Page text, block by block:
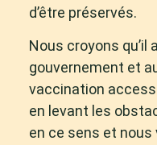
d’être préservés.
Nous croyons qu’il
gouvernement et
vaccination
en levant les
en ce sens et